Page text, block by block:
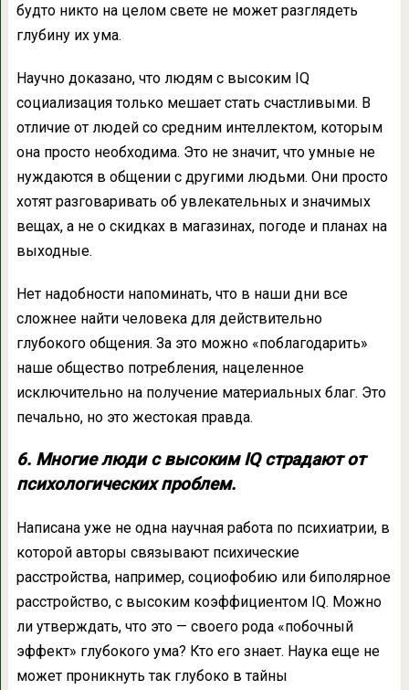
будто никто на целом свете не может разглядеть
глубину их ума.
Научно доказано, что людям с высоким IQ
социализация только мешает стать счастливыми. В
отличие от людей со средним интеллектом, которым
она просто необходима. Это не значит, что умные не
нуждаются в общении с другими людьми. Они просто
хотят разговаривать об увлекательных и значимых
вещах, а не о скидках в магазинах, погоде и планах на
выходные.
Нет надобности напоминать, что в наши дни все
сложнее найти человека для действительно
глубокого общения. За это можно «поблагодарить»
наше общество потребления, нацеленное
исключительно на получение материальных благ. Это
печально, но это жестокая правда.
6. Многие люди с высоким IQ страдают от
психологических проблем.
Написана уже не одна научная работа по психиатрии, в
которой авторы связывают психические
расстройства, например, социофобию или биполярное
расстройство, с высоким коэффициентом IQ. Можно
ли утверждать, что это — своего рода «побочный
эффект» глубокого ума? Кто его знает. Наука еще не
может проникнуть так глубоко в тайны